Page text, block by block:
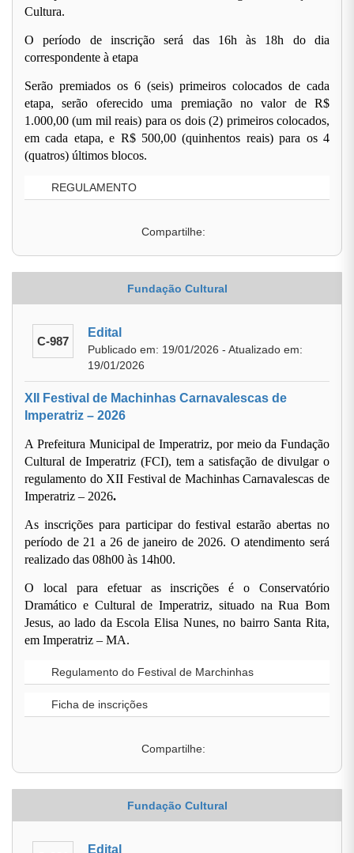
Cultura.
O período de inscrição será das 16h às 18h do dia
correspondente à etapa
Serão premiados os 6 (seis) primeiros colocados de cada
etapa, serão oferecido uma premiação no valor de R$
1.000,00 (um mil reais) para os dois (2) primeiros colocados,
em cada etapa, e R$ 500,00 (quinhentos reais) para os 4
(quatros) últimos blocos.
REGULAMENTO
Compartilhe:
Fundação Cultural
C-987
Edital
Publicado em: 19/01/2026 - Atualizado em:
19/01/2026
XII Festival de Machinhas Carnavalescas de
Imperatriz – 2026
A Prefeitura Municipal de Imperatriz, por meio da Fundação
Cultural de Imperatriz (FCI), tem a satisfação de divulgar o
regulamento do XII Festival de Machinhas Carnavalescas de
Imperatriz – 2026.
As inscrições para participar do festivalestarão abertas no
período de 21 a 26 de janeiro de 2026. O atendimento será
realizado das 08h00 às 14h00.
O local para efetuar as inscrições é o Conservatório
Dramático e Cultural de Imperatriz, situado na Rua Bom
Jesus, ao lado da Escola Elisa Nunes, no bairro Santa Rita,
em Imperatriz – MA.
Regulamento do Festival de Marchinhas
Ficha de inscrições
Compartilhe:
Fundação Cultural
Edital